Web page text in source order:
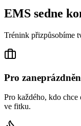
EMS sedne
Trénink přizpůsobíme
Pro
Pro každého, kdo
ve fitku.